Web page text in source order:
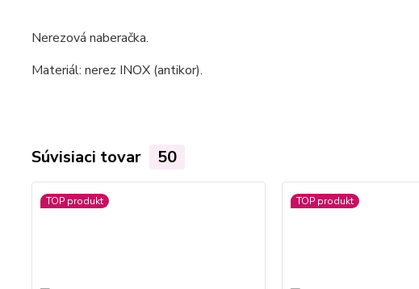
Nerezová naberačka.
Materiál: nerez INOX (antikor).
Súvisiaci tovar 50
TOP produkt TOP produkt